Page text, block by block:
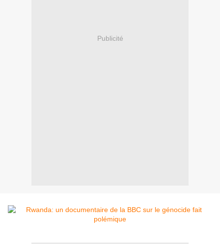
Publicité